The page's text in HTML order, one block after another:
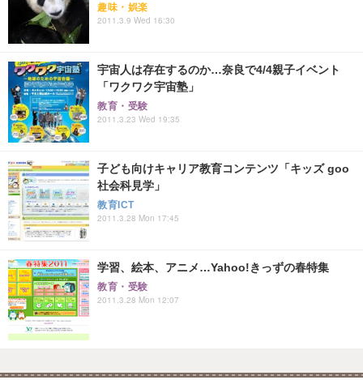
趣味・娯楽
2011.3.9 Wed 16:30
宇宙人は存在するのか…奈良で4/4親子イベント
「ワクワク宇宙塾」
教育・受験
2011.3.23 Wed 19:35
子ども向けキャリア教育コンテンツ「キッズ goo
社会科見学」
教育ICT
2011.3.28 Mon 17:45
学習、絵本、アニメ…Yahoo!きっずの春特集
教育・受験
2011.3.28 Mon 12:07